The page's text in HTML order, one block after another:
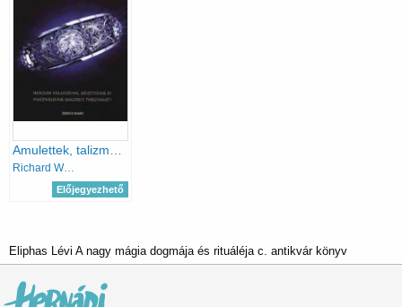
Richard Webster
Előjegyezhető
Eliphas Lévi A nagy mágia dogmája és rituáléja c. antikvár könyv